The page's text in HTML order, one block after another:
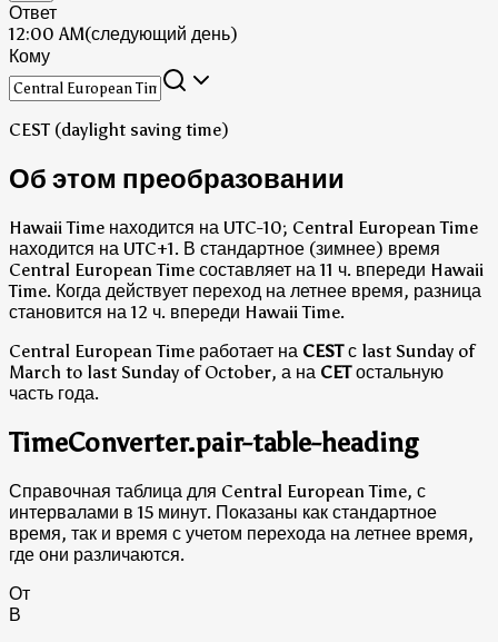
Ответ
12:00 AM(следующий день)
Кому
CEST (daylight saving time)
Об этом преобразовании
Hawaii Time находится на UTC-10; Central European Time
находится на UTC+1. В стандартное (зимнее) время
Central European Time составляет на 11 ч. впереди Hawaii
Time. Когда действует переход на летнее время, разница
становится на 12 ч. впереди Hawaii Time.
Central European Time работает на CESTс last Sunday of
March to last Sunday of October, а на CETостальную
часть года.
TimeConverter.pair-table-heading
Справочная таблица для Central European Time, с
интервалами в 15 минут. Показаны как стандартное
время, так и время с учетом перехода на летнее время,
где они различаются.
От
В